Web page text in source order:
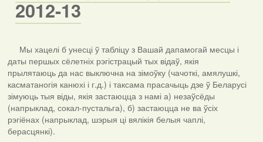
2012-13
Мы хацелі б унесці ў табліцу з Вашай дапамогай месцы і
даты першых сёлетніх рэгістрацый тых відаў, якія
прылятаюць да нас выключна на зімоўку (чачоткі, амялушкі,
касматаногія канюхі і г.д.) і таксама прасачыць дзе ў Беларусі
зімуюць тыя віды, якія застаюцца з намі а) незаўсёды
(напрыклад, сокал-пустальга), б) застаюцца не ва ўсіх
рэгіёнах (напрыклад, шэрыя ці вялікія белыя чаплі,
берасцянкі).